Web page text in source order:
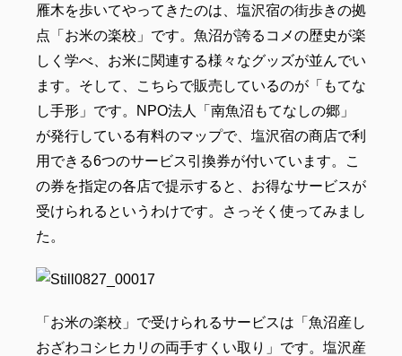
雁木を歩いてやってきたのは、塩沢宿の街歩きの拠
点「お米の楽校」です。魚沼が誇るコメの歴史が楽
しく学べ、お米に関連する様々なグッズが並んでい
ます。そして、こちらで販売しているのが「もてな
し手形」です。NPO法人「南魚沼もてなしの郷」
が発行している有料のマップで、塩沢宿の商店で利
用できる6つのサービス引換券が付いています。こ
の券を指定の各店で提示すると、お得なサービスが
受けられるというわけです。さっそく使ってみまし
た。
「お米の楽校」で受けられるサービスは「魚沼産し
おざわコシヒカリの両手すくい取り」です。塩沢産